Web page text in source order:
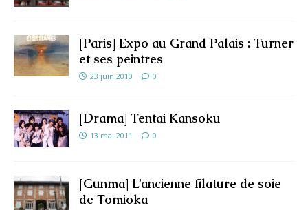
[Paris] Expo au Grand Palais : Turner
et ses peintres
23 juin 2010 0
[Drama] Tentai Kansoku
13 mai 2011 0
[Gunma] L’ancienne filature de soie
de Tomioka